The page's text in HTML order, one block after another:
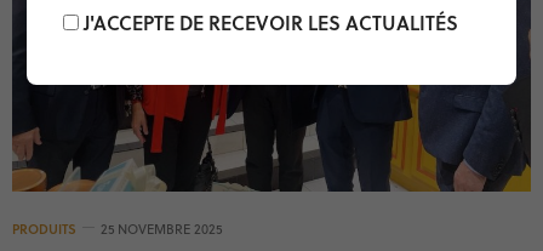
PRODUITS 25 NOVEMBRE 2025
J'ACCEPTE DE RECEVOIR LES ACTUALITÉS